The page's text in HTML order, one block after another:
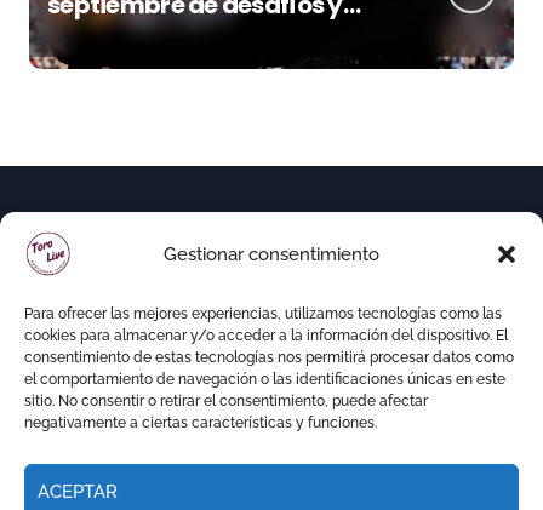
Gestionar consentimiento
Para ofrecer las mejores experiencias, utilizamos tecnologías como las
cookies para almacenar y/o acceder a la información del dispositivo. El
consentimiento de estas tecnologías nos permitirá procesar datos como
el comportamiento de navegación o las identificaciones únicas en este
sitio. No consentir o retirar el consentimiento, puede afectar
negativamente a ciertas características y funciones.
ACEPTAR
variedad ganadera